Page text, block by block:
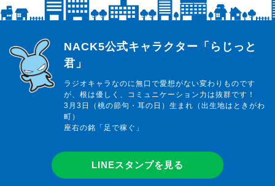
らじっと君
NACK5公式キャラクター「らじっと
君」
ラジオキャラなのに無口で愛想がない変わりものです
が、根は優しく、コミュニケーション力は抜群です！
3月3日（桃の節句・耳の日）生まれ（出生地はときがわ
町）
座右の銘「足で稼ぐ」
LINEスタンプを見る